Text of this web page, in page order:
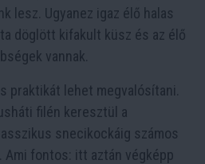
lesz. Ugyanez igaz élő halas
döglött kifakult küsz és az élő
vannak.
praktikát lehet megvalósítani.
filén keresztül a
snecikockáig számos
Ami fontos: itt aztán végképp